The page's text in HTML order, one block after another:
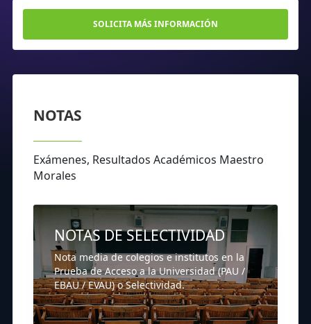
SOLICITA MÁS INFORMACIÓN
NOTAS
Exámenes, Resultados Académicos Maestro
Morales
NOTAS DE SELECTIVIDAD
Nota media de colegios e institutos en la
Prueba de Acceso a la Universidad (PAU /
EBAU / EVAU) o Selectividad.